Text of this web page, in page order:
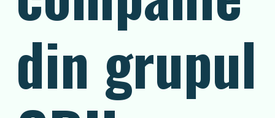
din grupul